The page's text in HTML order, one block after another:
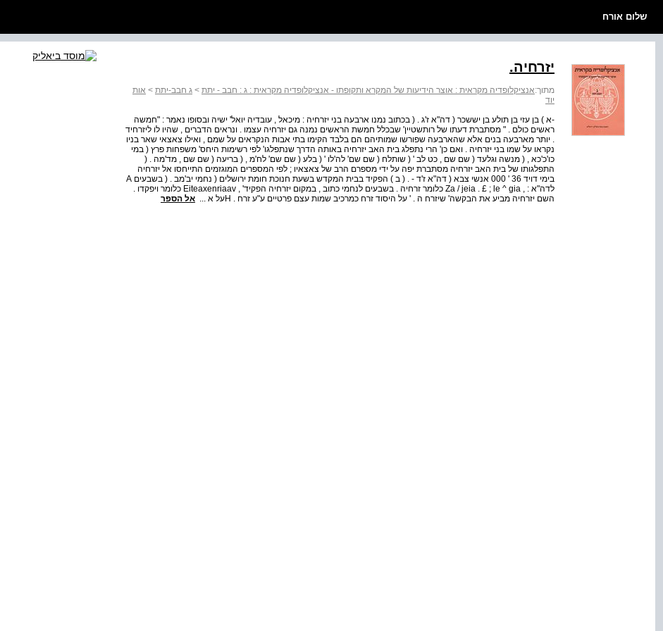
שלום אורח
יזרחיה.
מתוך:אנציקלופדיה מקראית : אוצר הידיעות של המקרא ותקופתו - אנציקלופדיה מקראית : ג : חבב - יתת > ג חבב-יתת > אות
יוד
-א ) בן עזי בן תולע בן יששכר ( דה"א ז'ג . ( בכתוב נמנו ארבעה בני יזרחיה : מיכאל , עובדיה יואל' ישיה ובסופו נאמר : "חמשה
ראשים כולם . " מסתברת דעתו של רותשטיין' שבכלל חמשת הראשים נמנה גם יזרחיה עצמו . ונראים הדברים , שהיו לו ליזרחיד
. יותר מארבעה בנים אלא שהארבעה שפורשו שמותיהם הם בלבד הקימו בתי אבות הנקראים על שמם , ואילו צאצאי שאר בניו
נקראו על שמו בני יזרחיה . ואם כן' הרי נתפלג בית האב יזרחיה באותה הדרך שנתפלגו' לפי רשימות היחס' משפחות פרץ ( במי
כו'כ'כא , ( מנשה וגלעד ( שם שם , כט לב ' ( שותלח ( שם שם' לה'לו ' ( בלע ( שם שם' לח'מ , ( בריעה ( שם שם , מד'מה . (
התפלגותו של בית האב יזרחיה מסתברת יפה על ידי מספרם הרב של צאצאיו ; לפי המספרים המוגזמים התייחסו אל יזרחיה
בימי דויד 36 ' 000 אנשי צבא ( דה"א ז'ד - . ( ב ) הפקיד בבית המקדש בשעת חנוכת חומת ירושלים ( נחמי יב'מב . ( בשבעים A
לדה"א : , Za / jeia . £ ; le ^ gia כלומר זרחיה . בשבעים לנחמי כתוב , במקום יזרחיה הפקיד' , Eiteaxenriaav כלומר ויפקדו .
השם יזרחיה מביע את הבקשה' שיזרח ה . ' על היסוד זרח כמרכיב שמות עצם פרטיים ע"ע זרח . Hעל א ...
אל הספר